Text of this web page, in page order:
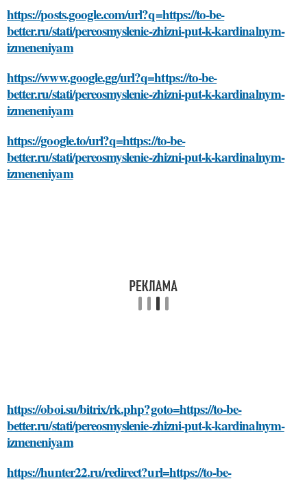
https://posts.google.com/url?q=https://to-be-
better.ru/stati/pereosmyslenie-zhizni-put-k-kardinalnym-
izmeneniyam
https://www.google.gg/url?q=https://to-be-
better.ru/stati/pereosmyslenie-zhizni-put-k-kardinalnym-
izmeneniyam
https://google.to/url?q=https://to-be-
better.ru/stati/pereosmyslenie-zhizni-put-k-kardinalnym-
izmeneniyam
https://oboi.su/bitrix/rk.php?goto=https://to-be-
better.ru/stati/pereosmyslenie-zhizni-put-k-kardinalnym-
izmeneniyam
https://hunter22.ru/redirect?url=https://to-be-